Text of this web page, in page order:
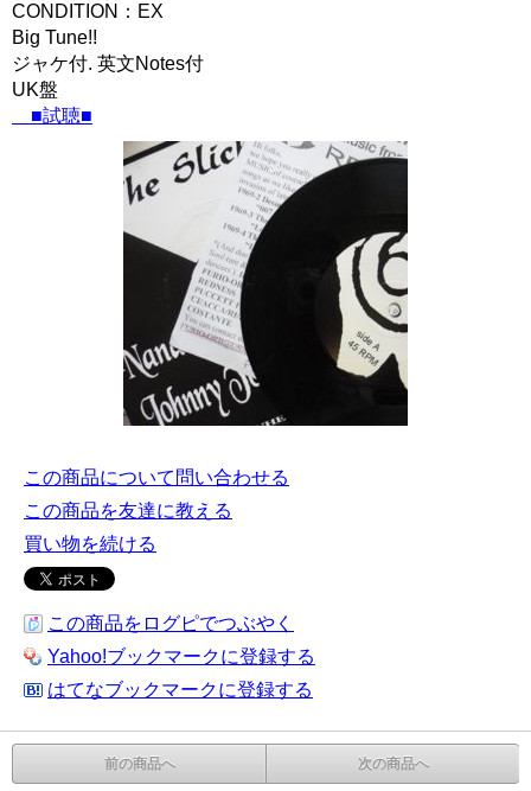
CONDITION：EX
Big Tune!!
ジャケ付. 英文Notes付
UK盤
■試聴■
この商品について問い合わせる
この商品を友達に教える
買い物を続ける
この商品をログピでつぶやく
Yahoo!ブックマークに登録する
はてなブックマークに登録する
前の商品へ 次の商品へ